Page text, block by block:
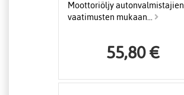
Moottoriöljy autonvalmistajien
vaatimusten mukaan...
55,80 €